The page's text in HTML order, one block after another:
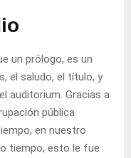
un prólogo, es un
el saludo, el título, y
auditorium. Gracias a
pública
en nuestro
tiempo, esto le fue